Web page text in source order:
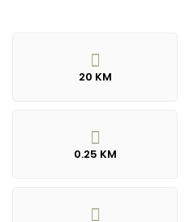
20 KM
0.25 KM